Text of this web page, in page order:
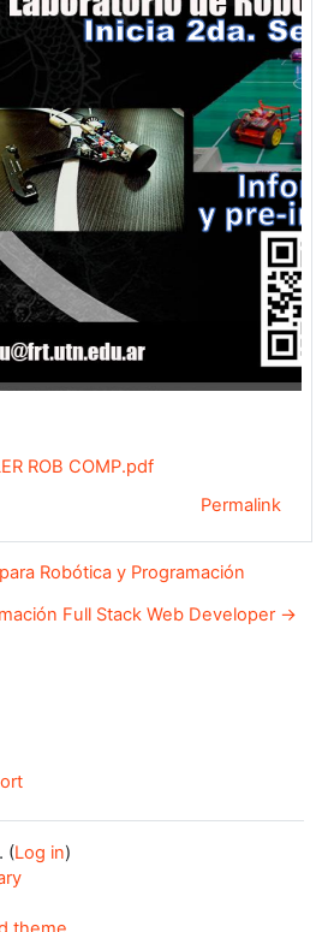
ROB COMP.pdf
Permalink
Robótica y Programación
Full Stack Web Developer →
(Log in)